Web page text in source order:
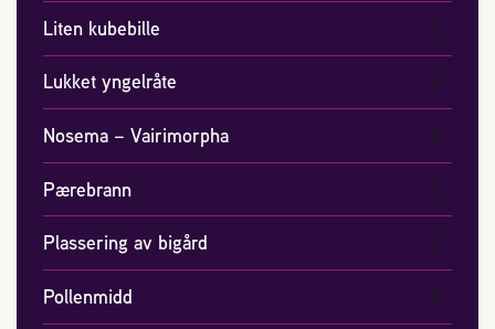
Liten kubebille
Lukket yngelråte
Nosema – Vairimorpha
Pærebrann
Plassering av bigård
Pollenmidd